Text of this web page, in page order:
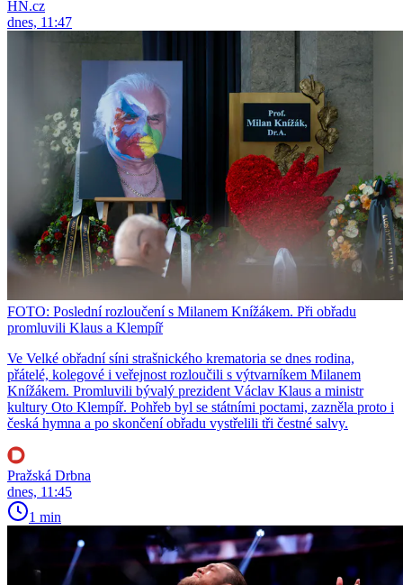
HN.cz
dnes, 11:47
FOTO: Poslední rozloučení s Milanem Knížákem. Při obřadu
promluvili Klaus a Klempíř
Ve Velké obřadní síni strašnického krematoria se dnes rodina,
přátelé, kolegové i veřejnost rozloučili s výtvarníkem Milanem
Knížákem. Promluvili bývalý prezident Václav Klaus a ministr
kultury Oto Klempíř. Pohřeb byl se státními poctami, zazněla proto i
česká hymna a po skončení obřadu vystřelili tři čestné salvy.
Pražská Drbna
dnes, 11:45
1 min